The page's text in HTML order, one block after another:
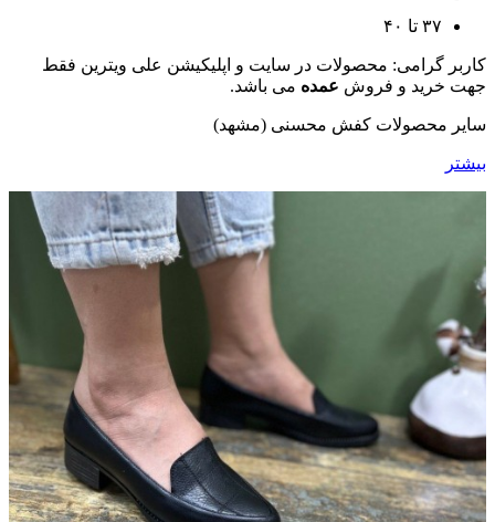
۳۷ تا ۴۰
کاربر گرامی: محصولات در سایت و اپلیکیشن علی ویترین فقط
جهت خرید و فروش عمده می باشد.
سایر محصولات کفش محسنی (مشهد)
بیشتر